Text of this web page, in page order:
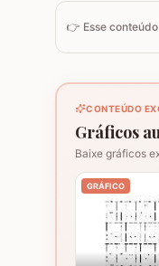
👉 Esse
CONTEÚDO
Gráficos
Baixe gráficos
GRÁFICO